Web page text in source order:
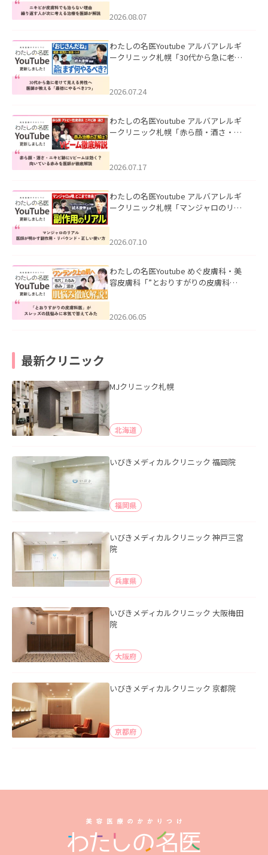
ました。
2026.08.07
わたしの名医Youtube アルバアレルギ
ークリニック札幌「30代から急に老け
た。
2026.07.24
わたしの名医Youtube アルバアレルギ
ークリニック札幌「赤ら顔・酒さ・ニ
した。
2026.07.17
わたしの名医Youtube アルバアレルギ
ークリニック札幌「マンジャロのリア
た。
2026.07.10
わたしの名医Youtube めぐ皮膚科・美
容皮膚科「”とおりすがりの皮膚科
2026.06.05
最新クリニック
MJクリニック札幌
北海道
いびきメディカルクリニック 福岡院
福岡県
いびきメディカルクリニック 神戸三宮
院
兵庫県
いびきメディカルクリニック 大阪梅田
院
大阪府
いびきメディカルクリニック 京都院
京都府